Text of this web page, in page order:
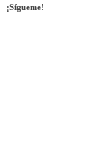
¡Sígueme!